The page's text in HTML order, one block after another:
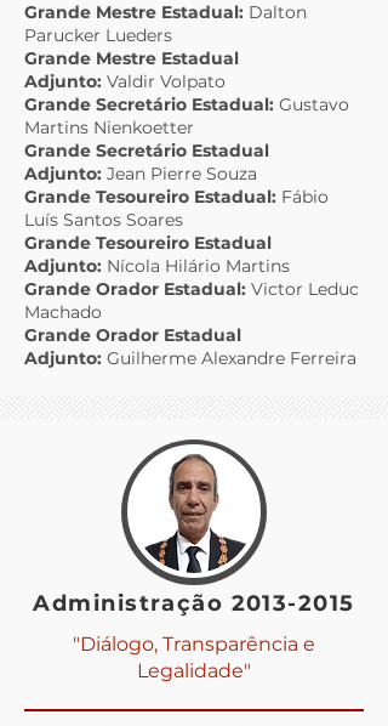
Grande Mestre Estadual: Dalton
Parucker Lueders
Grande Mestre Estadual
Adjunto: Valdir Volpato
Grande Secretário Estadual: Gustavo
Martins Nienkoetter
Grande Secretário Estadual
Adjunto: Jean Pierre Souza
Grande Tesoureiro Estadual: Fábio
Luís Santos Soares
Grande Tesoureiro Estadual
Adjunto: Nícola Hilário Martins
Grande Orador Estadual: Victor Leduc
Machado
Grande Orador Estadual
Adjunto: Guilherme Alexandre Ferreira
Administração 2013-2015
"Diálogo, Transparência e
Legalidade"